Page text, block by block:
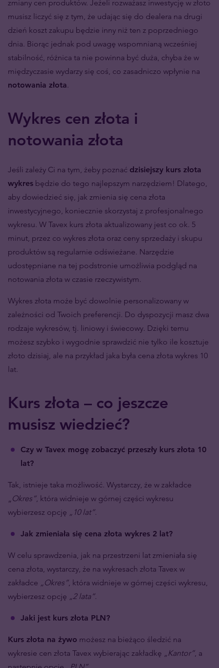
zmiany cen produktów. Jeżeli rozważasz inwestycję w złoto
musisz liczyć się z tym, że udając się do dealera na drugi
dzień koszt zakupu będzie inny niż ten z poprzedniego
dnia. Biorąc jednak pod uwagę wspomnianą wcześniej
stabilność, różnica ta nie powinna być duża, chyba że w
międzyczasie wydarzy się coś, co zasadniczo wpłynie na
notowania złota
Wykres cen złota i
notowania złota
Jeśli zależy Ci na tym, żeby poznać dzisiejszy kurs złota
wykres będzie do tego najlepszym narzędziem! Dlatego,
aby dowiedzieć się, jak zmienia się cena złota
inwestycyjnego, koniecznie skorzystaj z profesjonalnego
wykresu. W Tavex kurs złota aktualizowany jest co ok. 5
minut, przez co wykres złota oraz ceny sprzedaży i skupu
produktów są regularnie odświeżane. Narzędzie
udostępniane na tej podstronie umożliwia podgląd na
notowania złota w czasie rzeczywistym.
Wykres złota może być dowolnie personalizowany w
zależności od Twoich preferencji. Do dyspozycji masz dwa
rodzaje wykresów, tj. liniowy i świecowy. Dzięki temu
możesz szybko i wygodnie sprawdzić nie tylko ile kosztuje
złoto dzisiaj, ale na przykład jaka była cena złota wykres 10
lat.
Kurs złota – co jeszcze
musisz wiedzieć?
Czy w Tavex mogę zobaczyć przeszły kurs złota 10
lat?
Tak, istnieje taka możliwość. Wystarczy, że w zakładce
„Okres”, która widnieje w górnej części wykresu
wybierzesz opcję „10 lat”.
Jak zmieniała się cena złota wykres 2 lat?
W celu sprawdzenia, jak na przestrzeni lat zmieniała się
cena złota, wystarczy, że na wykresach złota Tavex w
zakładce „Okres”, która widnieje w górnej części wykresu,
wybierzesz opcję „2 lata”.
Jaki jest kurs złota PLN?
Kurs złota na żywo możesz na bieżąco śledzić na
wykresie cen złota Tavex wybierając zakładkę „Kantor”, a